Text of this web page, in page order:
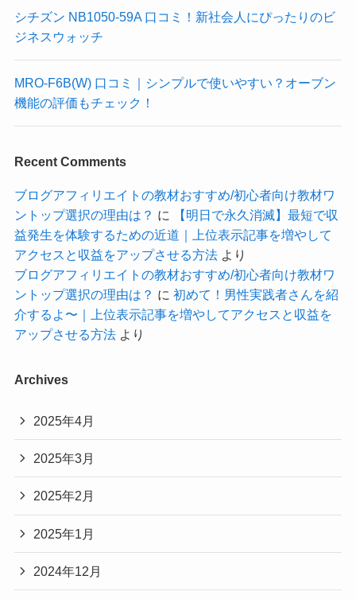
シチズン NB1050-59A 口コミ！新社会人にぴったりのビ
ジネスウォッチ
MRO-F6B(W) 口コミ｜シンプルで使いやすい？オーブン
機能の評価もチェック！
Recent Comments
ブログアフィリエイトの教材おすすめ/初心者向け教材ワ
ントップ選択の理由は？ に
【明日で永久消滅】最短で収
益発生を体験するための近道｜上位表示記事を増やして
アクセスと収益をアップさせる方法より
ブログアフィリエイトの教材おすすめ/初心者向け教材ワ
ントップ選択の理由は？ に 初めて！男性実践者さんを紹
介するよ〜｜上位表示記事を増やしてアクセスと収益を
アップさせる方法より
Archives
2025年4月
2025年3月
2025年2月
2025年1月
2024年12月